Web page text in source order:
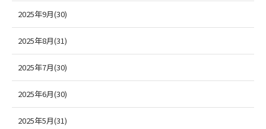
2025年9月(30)
2025年8月(31)
2025年7月(30)
2025年6月(30)
2025年5月(31)